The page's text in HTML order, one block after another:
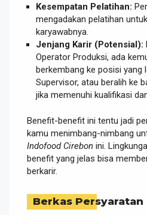
Kesempatan Pelatihan:
mengadakan pelatihan
karyawabnya.
Jenjang Karir (Potensial):
Operator Produksi, ada
berkembang ke posisi yang
Supervisor, atau beralih ke
jika memenuhi kualifikasi
Benefit-benefit ini tentu jadi
kamu menimbang-nimbang
Indofood Cirebon ini.
benefit yang jelas bisa
berkarir.
Berkas Persyaratan